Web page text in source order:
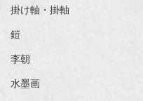
掛け軸・掛軸
鎧
李朝
水墨画